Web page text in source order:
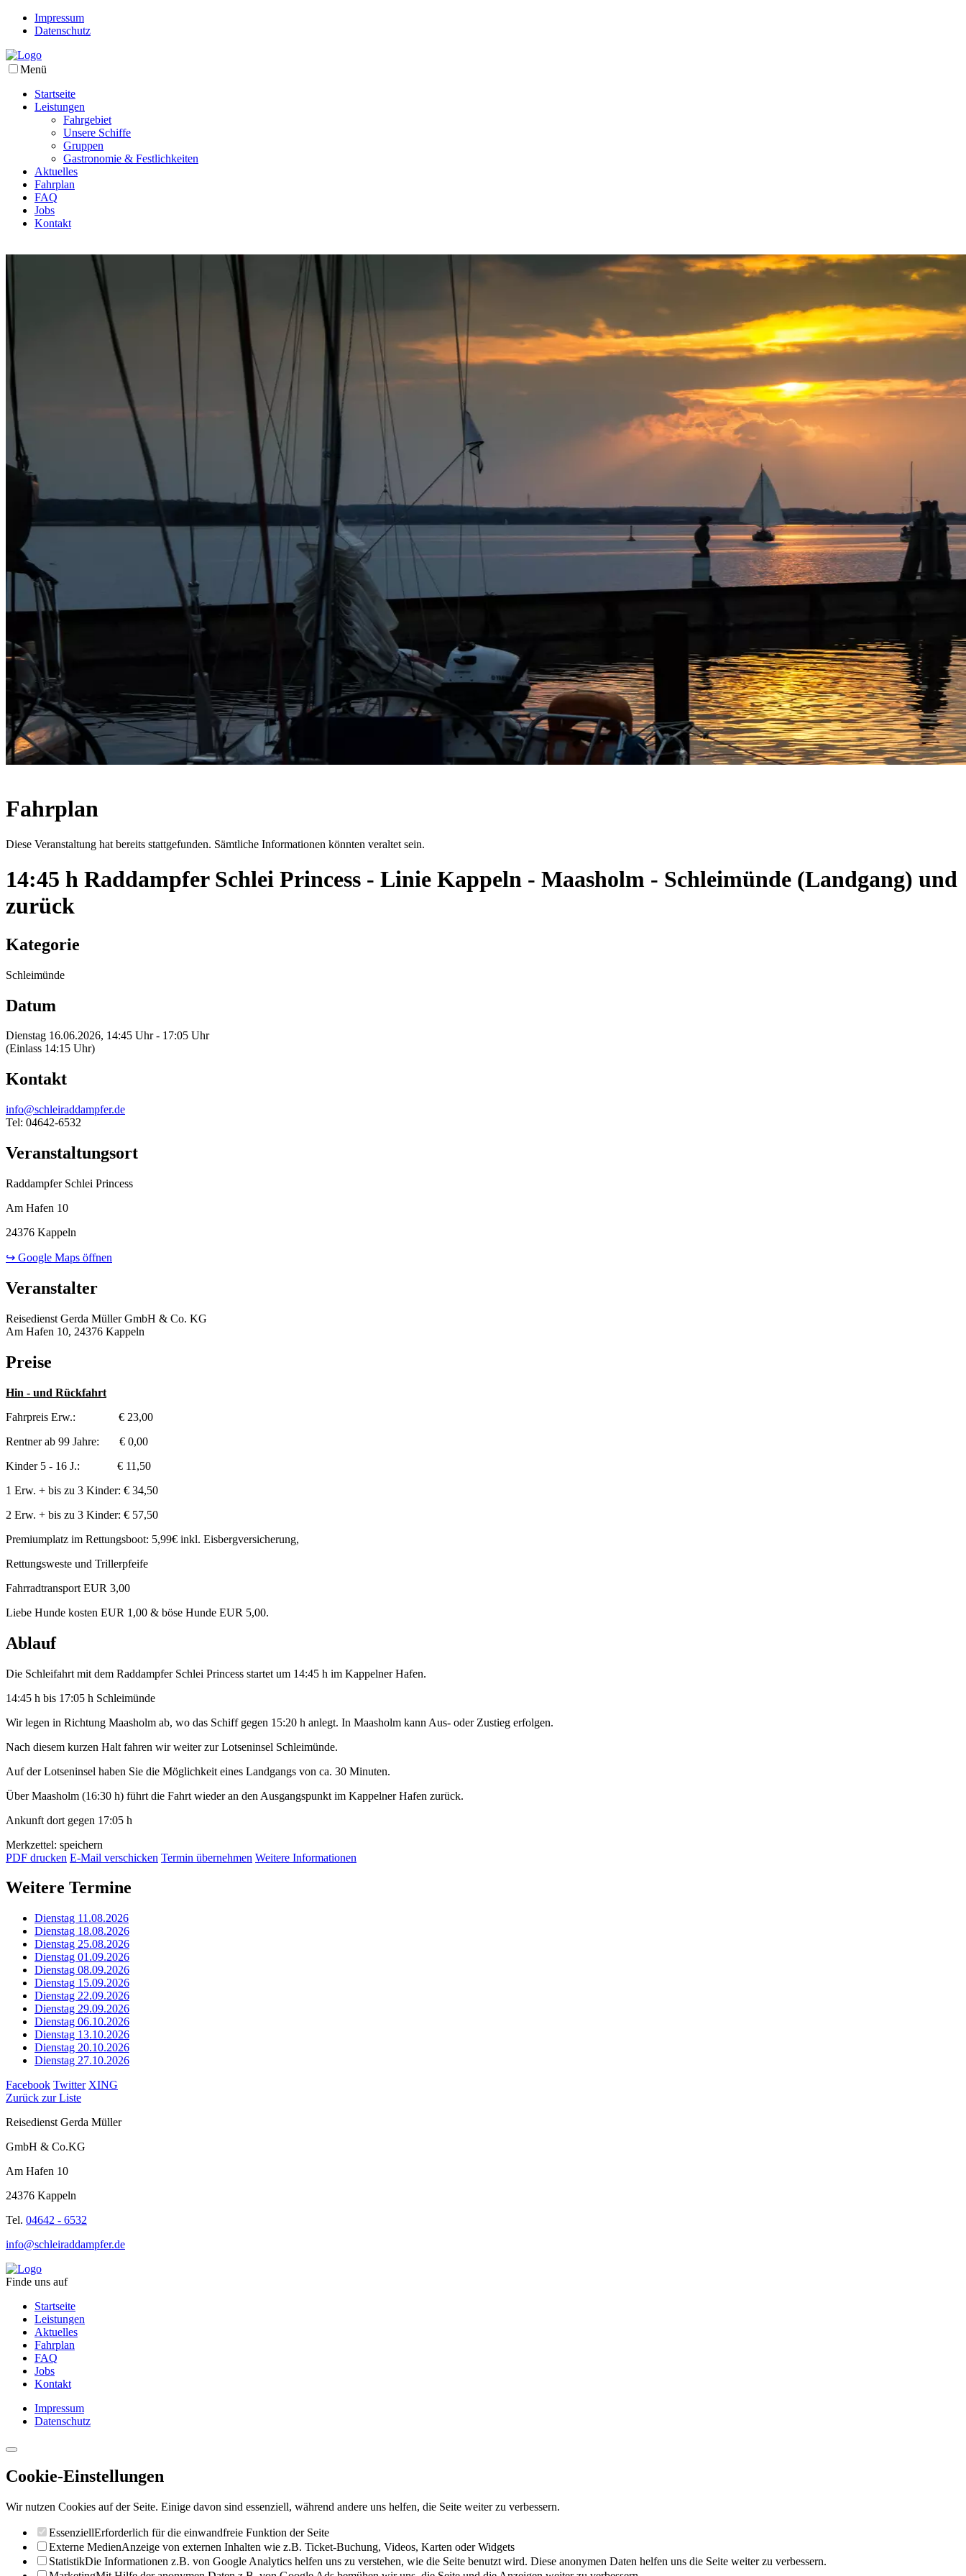
Impressum
Datenschutz
Menü
Startseite
Leistungen
Fahrgebiet
Unsere Schiffe
Gruppen
Gastronomie & Festlichkeiten
Aktuelles
Fahrplan
FAQ
Jobs
Kontakt
Fahrplan
Diese Veranstaltung hat bereits stattgefunden. Sämtliche Informationen könnten veraltet sein.
14:45 h Raddampfer Schlei Princess - Linie Kappeln - Maasholm - Schleimünde (Landgang) und
zurück
Kategorie
Schleimünde
Datum
Dienstag 16.06.2026, 14:45 Uhr - 17:05 Uhr
(Einlass 14:15 Uhr)
Kontakt
info@schleiraddampfer.de
Tel: 04642-6532
Veranstaltungsort
Raddampfer Schlei Princess
Am Hafen 10
24376 Kappeln
↪ Google Maps öffnen
Veranstalter
Reisedienst Gerda Müller GmbH & Co. KG
Am Hafen 10, 24376 Kappeln
Preise
Hin - und Rückfahrt
Fahrpreis Erw.: € 23,00
Rentner ab 99 Jahre: € 0,00
Kinder 5 - 16 J.: € 11,50
1 Erw. + bis zu 3 Kinder: € 34,50
2 Erw. + bis zu 3 Kinder: € 57,50
Premiumplatz im Rettungsboot: 5,99€ inkl. Eisbergversicherung,
Rettungsweste und Trillerpfeife
Fahrradtransport EUR 3,00
Liebe Hunde kosten EUR 1,00 & böse Hunde EUR 5,00.
Ablauf
Die Schleifahrt mit dem Raddampfer Schlei Princess startet um 14:45 h im Kappelner Hafen.
14:45 h bis 17:05 h Schleimünde
Wir legen in Richtung Maasholm ab, wo das Schiff gegen 15:20 h anlegt. In Maasholm kann Aus- oder Zustieg erfolgen.
Nach diesem kurzen Halt fahren wir weiter zur Lotseninsel Schleimünde.
Auf der Lotseninsel haben Sie die Möglichkeit eines Landgangs von ca. 30 Minuten.
Über Maasholm (16:30 h) führt die Fahrt wieder an den Ausgangspunkt im Kappelner Hafen zurück.
Ankunft dort gegen 17:05 h
Merkzettel: speichern
PDF drucken E-Mail verschicken Termin übernehmen Weitere Informationen
Weitere Termine
Dienstag 11.08.2026
Dienstag 18.08.2026
Dienstag 25.08.2026
Dienstag 01.09.2026
Dienstag 08.09.2026
Dienstag 15.09.2026
Dienstag 22.09.2026
Dienstag 29.09.2026
Dienstag 06.10.2026
Dienstag 13.10.2026
Dienstag 20.10.2026
Dienstag 27.10.2026
Facebook Twitter XING
Zurück zur Liste
Reisedienst Gerda Müller
GmbH & Co.KG
Am Hafen 10
24376 Kappeln
Tel. 04642 - 6532
info@schleiraddampfer.de
Finde uns auf
Startseite
Leistungen
Aktuelles
Fahrplan
FAQ
Jobs
Kontakt
Impressum
Datenschutz
Cookie-Einstellungen
Wir nutzen Cookies auf der Seite. Einige davon sind essenziell, während andere uns helfen, die Seite weiter zu verbessern.
EssenziellErforderlich für die einwandfreie Funktion der Seite
Externe MedienAnzeige von externen Inhalten wie z.B. Ticket-Buchung, Videos, Karten oder Widgets
StatistikDie Informationen z.B. von Google Analytics helfen uns zu verstehen, wie die Seite benutzt wird. Diese anonymen Daten helfen uns die Seite weiter zu verbessern.